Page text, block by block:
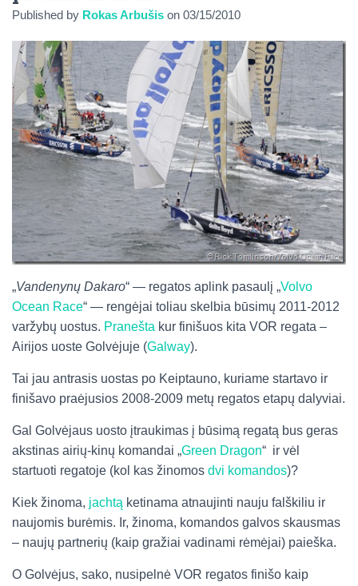
Published by Rokas Arbušis on 03/15/2010
„Vandenynų Dakaro“ — regatos aplink pasaulį „Volvo
Ocean Race“ — rengėjai toliau skelbia būsimų 2011-2012
varžybų uostus. Pranešta kur finišuos kita VOR regata –
Airijos uoste Golvėjuje (Galway).
Tai jau antrasis uostas po Keiptauno, kuriame startavo ir
finišavo praėjusios 2008-2009 metų regatos etapų dalyviai.
Gal Golvėjaus uosto įtraukimas į būsimą regatą bus geras
akstinas airių-kinų komandai „Green Dragon“ ir vėl
startuoti regatoje (kol kas žinomos dvi komandos)?
Kiek žinoma, jachtą ketinama atnaujinti nauju falškiliu ir
naujomis burėmis. Ir, žinoma, komandos galvos skausmas
– naujų partnerių (kaip gražiai vadinami rėmėjai) paieška.
O Golvėjus, sako, nusipelnė VOR regatos finišo kaip